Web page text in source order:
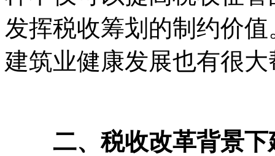
发挥税收筹划的制约价
建筑业健康发展也有很大
二、税收改革背景下